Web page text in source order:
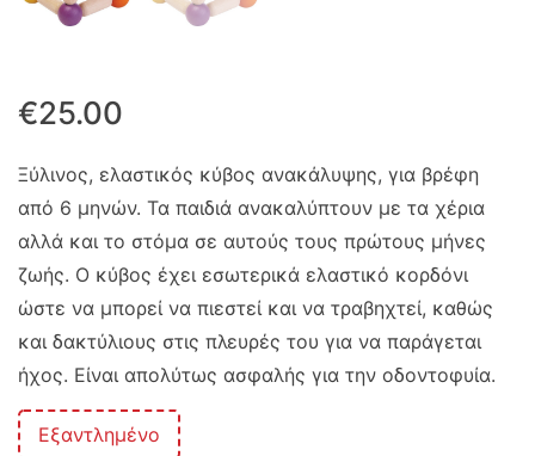
€25.00
Ξύλινος, ελαστικός κύβος ανακάλυψης, για βρέφη
από 6 μηνών. Τα παιδιά ανακαλύπτουν με τα χέρια
αλλά και το στόμα σε αυτούς τους πρώτους μήνες
ζωής. Ο κύβος έχει εσωτερικά ελαστικό κορδόνι
ώστε να μπορεί να πιεστεί και να τραβηχτεί, καθώς
και δακτύλιους στις πλευρές του για να παράγεται
ήχος. Είναι απολύτως ασφαλής για την οδοντοφυία.
Εξαντλημένο